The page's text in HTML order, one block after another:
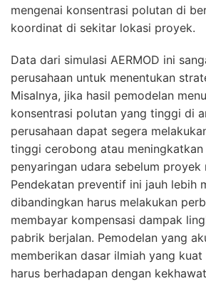
mengenai konsentrasi polutan di
koordinat di sekitar lokasi proyek.
Data dari simulasi AERMOD ini
perusahaan untuk menentukan
Misalnya, jika hasil pemodelan
konsentrasi polutan yang tinggi di
perusahaan dapat segera
tinggi cerobong atau
penyaringan udara sebelum proyek
Pendekatan preventif ini jauh lebih
dibandingkan harus melakukan
membayar kompensasi dampak
pabrik berjalan. Pemodelan yang
memberikan dasar ilmiah yang kuat
harus berhadapan dengan